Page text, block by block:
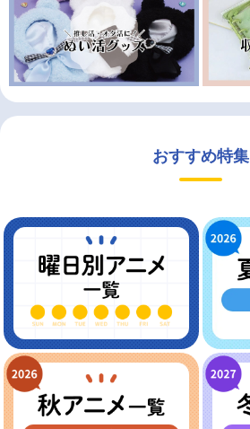
おすすめ特集